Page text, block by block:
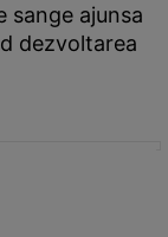
sange ajunsa
dezvoltarea